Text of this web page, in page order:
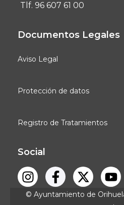
Tlf. 96 607 61 00
Documentos Legales
Aviso Legal
Protección de datos
Registro de Tratamientos
Social
© Ayuntamiento de